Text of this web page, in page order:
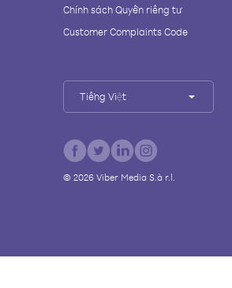
Chính sách Quyền riêng tư
Customer Complaints Code
Tiếng Việt
© 2026Viber Media S.à r.l.